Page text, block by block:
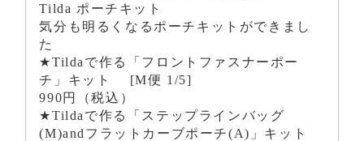
Tilda ポーチキット
気分も明るくなるポーチキットができまし
た
★Tildaで作る「フロントファスナーポー
チ」キット [M便 1/5]
990円（税込）
★Tildaで作る「ステップラインバッグ
(M)andフラットカーブポーチ(A)」キット